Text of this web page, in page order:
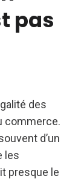
pas
des
commerce.
d’un
les
presque le